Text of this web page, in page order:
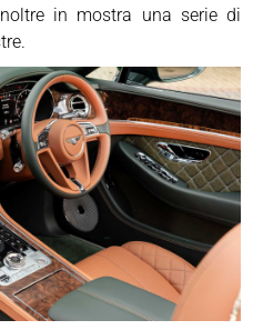
in mostra una serie di